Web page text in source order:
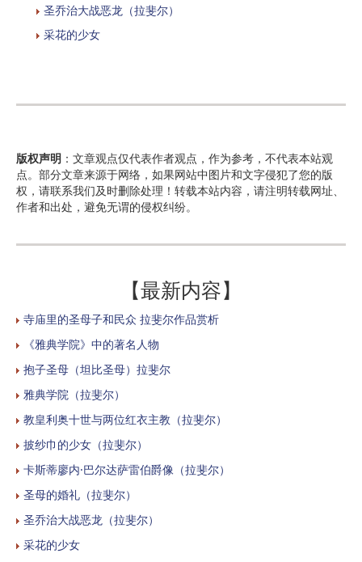
圣乔治大战恶龙（拉斐尔）
采花的少女
版权声明 ：文章观点仅代表作者观点，作为参考，不代表本站观
点。部分文章来源于网络，如果网站中图片和文字侵犯了您的版
权，请联系我们及时删除处理！转载本站内容，请注明转载网址、
作者和出处，避免无谓的侵权纠纷。
【最新内容】
寺庙里的圣母子和民众 拉斐尔作品赏析
《雅典学院》中的著名人物
抱子圣母（坦比圣母）拉斐尔
雅典学院（拉斐尔）
教皇利奥十世与两位红衣主教（拉斐尔）
披纱巾的少女（拉斐尔）
卡斯蒂廖内·巴尔达萨雷伯爵像（拉斐尔）
圣母的婚礼（拉斐尔）
圣乔治大战恶龙（拉斐尔）
采花的少女